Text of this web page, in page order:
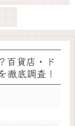
百貨店・ド
徹底調査！